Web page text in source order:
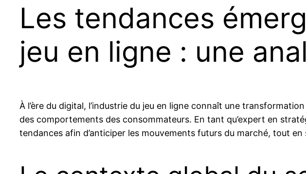
Les tendances
jeu en ligne : une
À l’ère du digital, l’industrie du jeu en ligne connaît une
des comportements des consommateurs. En tant qu’expert en
tendances afin d’anticiper les mouvements futurs du marché, tout